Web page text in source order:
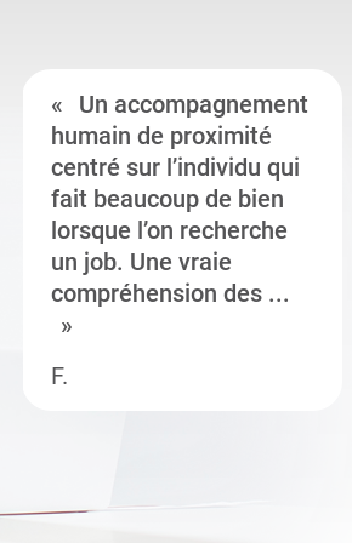
Un accompagnement
humain de proximité
centré sur l’individu qui
fait beaucoup de bien
lorsque l’on recherche
un job. Une vraie
compréhension des ...
F.